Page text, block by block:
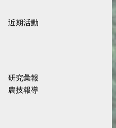
近期活動
研究彙報
農技報導